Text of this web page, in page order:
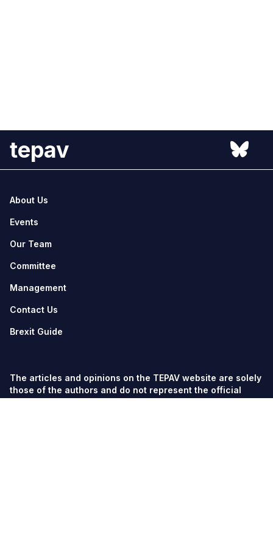
tepav
About Us
Events
Our Team
Committee
Management
Contact Us
Brexit Guide
The articles and opinions on the TEPAV website are solely
those of the authors and do not represent the official